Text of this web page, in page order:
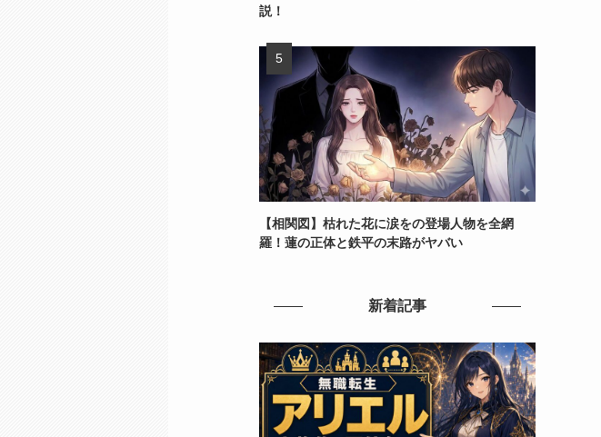
説！
【相関図】枯れた花に涙をの登場人物を全網
羅！蓮の正体と鉄平の末路がヤバい
新着記事